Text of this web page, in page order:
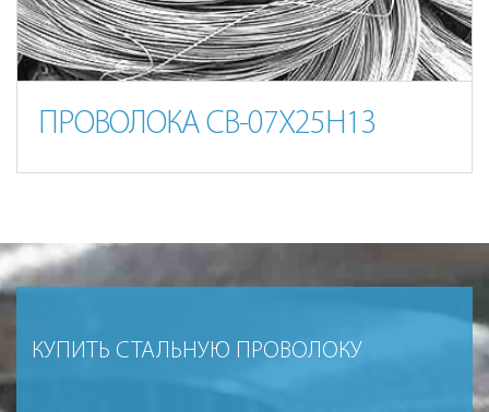
ПРОВОЛОКА СВ-07Х25Н13
КУПИТЬ СТАЛЬНУЮ ПРОВОЛОКУ